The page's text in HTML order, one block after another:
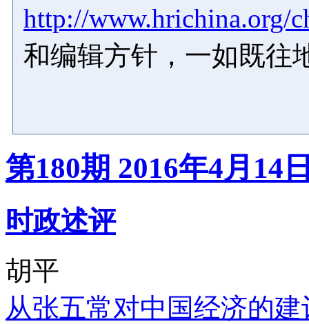
http://www.hrichina.org/
和编辑方针，一如既往
第180期 2016年4月14
时政述评
胡平
从张五常对中国经济的